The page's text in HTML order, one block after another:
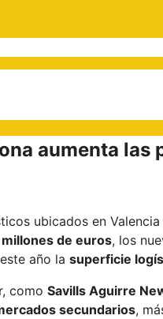
aumenta
ubicados en
de euros, los
año la superficie
como Savills Aguirre
secundarios,